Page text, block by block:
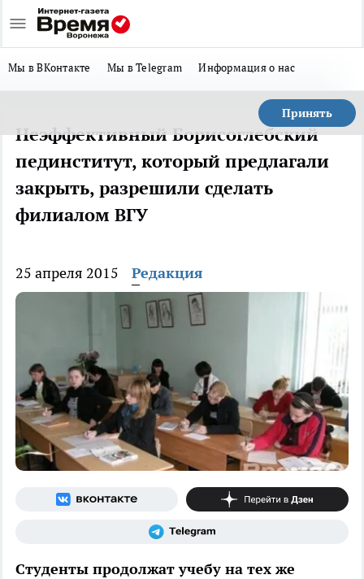
Мы в ВКонтакте Мы в Telegram Информация о нас
Принять
Неэффективный Борисоглебский
пединститут, который предлагали
закрыть, разрешили сделать
филиалом ВГУ
25 апреля 2015 Редакция
Студенты продолжат учебу на тех же